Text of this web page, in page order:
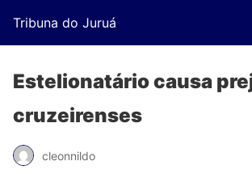
Tribuna do Juruá
Estelionatário causa
cruzeirenses
cleonnildo